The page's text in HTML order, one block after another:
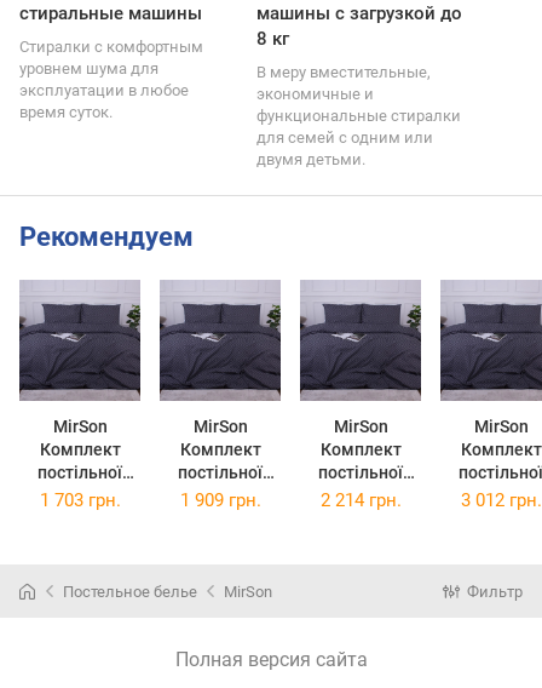
стиральные машины
Стиралки с комфортным
уровнем шума для
эксплуатации в любое
время суток.
машины с загрузкой до
8 кг
В меру вместительные,
экономичные и
функциональные стиралки
для семей с одним или
двумя детьми.
Рекомендуем
MirSon
Комплект
постільної
білизни
0625 Geometry
MirSon
Комплект
постільної
білизни
0625 Geometry
MirSon
Комплект
постільної
білизни
MirSon
Комплект
постільної
білизни
Geometry
1 703 грн. 1 909 грн. 2 214 грн. 3 012 грн.
Постельное белье MirSon Фильтр
Полная версия сайта